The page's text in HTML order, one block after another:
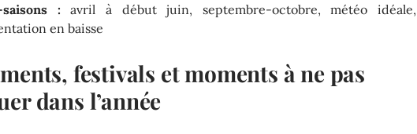
: avril à début juin, septembre-octobre, météo idéale,
en baisse
festivals et moments à ne pas
dans l’année